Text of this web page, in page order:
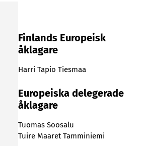
Finlands Europeisk
åklagare
Harri Tapio Tiesmaa
Europeiska delegerade
åklagare
Tuomas Soosalu
Tuire Maaret Tamminiemi